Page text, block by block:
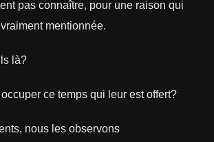
pas connaître, pour une raison qui
mentionnée.
là?
ce temps qui leur est offert?
nous les observons